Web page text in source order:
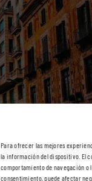
Para ofrecer las mejores
la información del dispositivo. El
comportamiento de navegación
consentimiento, puede afectar